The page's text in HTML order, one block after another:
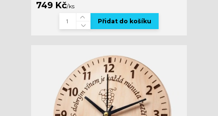
749 Kč/ks
Přidat do košíku